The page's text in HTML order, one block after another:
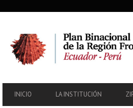
PRIMARY
NAVIGATION
INICIO LA INSTITUCIÓN